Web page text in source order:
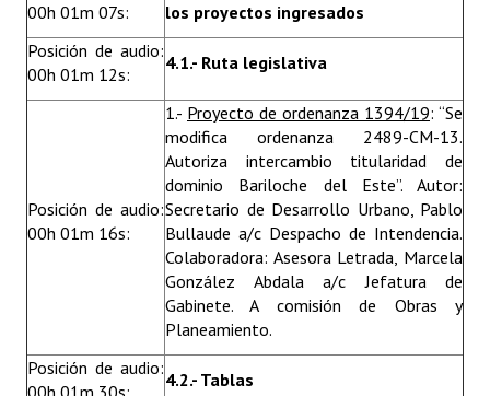
00h 01m 07s:
los proyectos ingresados
Posición de audio:
00h 01m 12s:
4.1.- Ruta legislativa
Posición de audio:
00h 01m 16s:
1.- Proyecto de ordenanza 1394/19: “Se
modifica ordenanza 2489-CM-13.
Autoriza intercambio titularidad de
dominio Bariloche del Este”. Autor:
Secretario de Desarrollo Urbano, Pablo
Bullaude a/c Despacho de Intendencia.
Colaboradora: Asesora Letrada, Marcela
González Abdala a/c Jefatura de
Gabinete. A comisión de Obras y
Planeamiento.
Posición de audio:
00h 01m 30s:
4.2.- Tablas